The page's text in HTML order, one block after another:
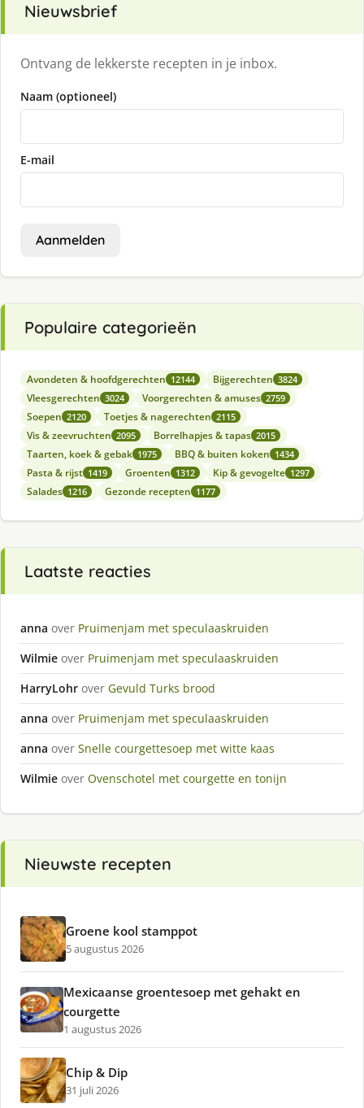
Nieuwsbrief
Ontvang de lekkerste recepten in je inbox.
Naam (optioneel)
E-mail
Aanmelden
Populaire categorieën
Avondeten & hoofdgerechten 12144 Bijgerechten 3824
Vleesgerechten 3024 Voorgerechten & amuses 2759
Soepen 2120 Toetjes & nagerechten 2115
Vis & zeevruchten 2095 Borrelhapjes & tapas 2015
Taarten, koek & gebak 1975 BBQ & buiten koken 1434
Pasta & rijst 1419 Groenten 1312 Kip & gevogelte 1297
Salades 1216 Gezonde recepten 1177
Laatste reacties
anna over Pruimenjam met speculaaskruiden
Wilmie over Pruimenjam met speculaaskruiden
HarryLohr over Gevuld Turks brood
anna over Pruimenjam met speculaaskruiden
anna over Snelle courgettesoep met witte kaas
Wilmie over Ovenschotel met courgette en tonijn
Nieuwste recepten
Groene kool stamppot
5 augustus 2026
Mexicaanse groentesoep met gehakt en
courgette
1 augustus 2026
Chip & Dip
31 juli 2026